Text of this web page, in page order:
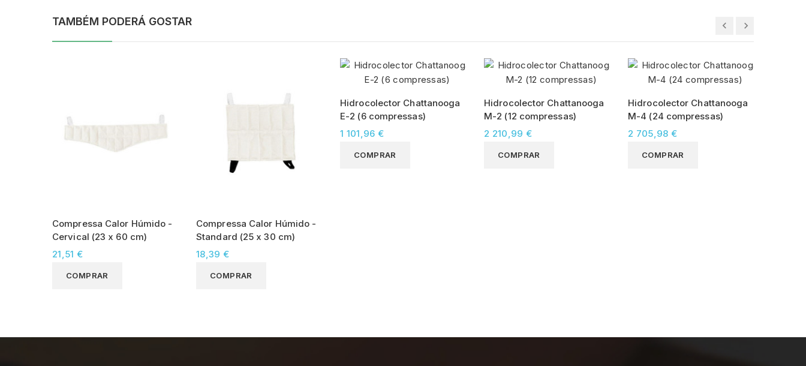
TAMBÉM PODERÁ GOSTAR
Compressa Calor Húmido -
Cervical (23 x 60 cm)
21,51 €
COMPRAR
Compressa Calor Húmido -
Standard (25 x 30 cm)
18,39 €
COMPRAR
Hidrocolector Chattanooga
E-2 (6 compressas)
1 101,96 €
COMPRAR
Hidrocolector Chattanooga
M-2 (12 compressas)
2 210,99 €
COMPRAR
Hidrocolector Chattanooga
M-4 (24 compressas)
2 705,98 €
COMPRAR